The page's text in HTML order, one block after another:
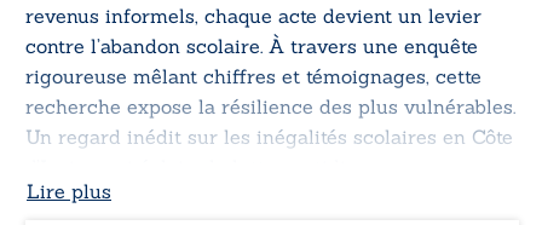
revenus informels, chaque acte devient un levier
contre l’abandon scolaire. À travers une enquête
rigoureuse mêlant chiffres et témoignages, cette
recherche expose la résilience des plus vulnérables.
Un regard inédit sur les inégalités scolaires en Côte
l’éducation en milieu urbain.
Lire plus